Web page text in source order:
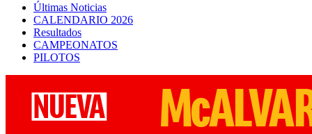
Últimas Noticias
CALENDARIO 2026
Resultados
CAMPEONATOS
PILOTOS